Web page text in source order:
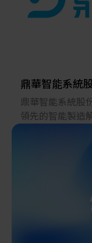
鼎華智能系統
鼎華智能系統股
領先的智能製造
研發並提供關鍵
(MES) 與 先進